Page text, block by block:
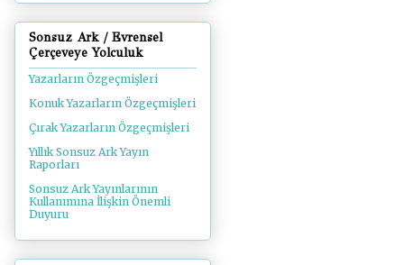
Sonsuz Ark / Evrensel
Çerçeveye Yolculuk
Yazarların Özgeçmişleri
Konuk Yazarların Özgeçmişleri
Çırak Yazarların Özgeçmişleri
Yıllık Sonsuz Ark Yayın
Raporları
Sonsuz Ark Yayınlarının
Kullanımına İlişkin Önemli
Duyuru